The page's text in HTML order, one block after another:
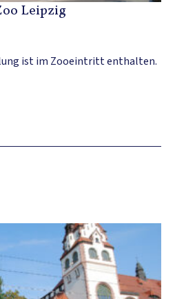
Leipzig
ist im Zooeintritt enthalten.